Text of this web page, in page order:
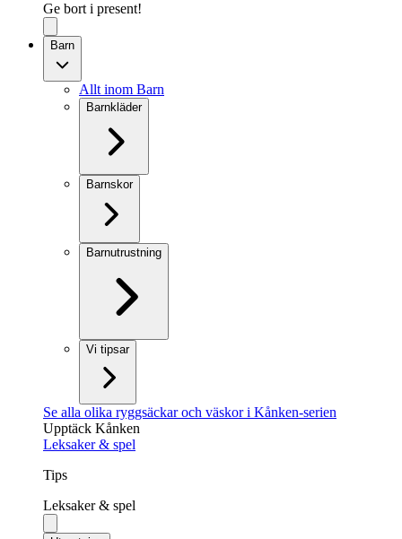
Ge bort i present!
Barn
Allt inom Barn
Barnkläder
Barnskor
Barnutrustning
Vi tipsar
Se alla olika ryggsäckar och väskor i Kånken-serien
Upptäck Kånken
Leksaker & spel
Tips
Leksaker & spel